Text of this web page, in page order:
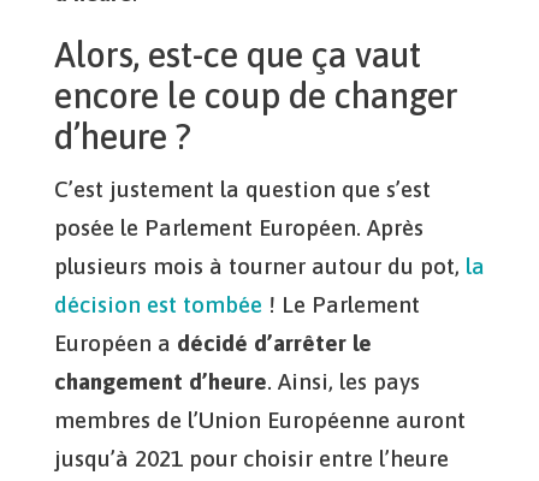
Alors, est-ce que ça vaut
encore le coup de changer
d’heure ?
C’est justement la question que s’est
posée le Parlement Européen. Après
plusieurs mois à tourner autour du pot, la
décision est tombée ! Le Parlement
Européen a décidé d’arrêter le
changement d’heure. Ainsi, les pays
membres de l’Union Européenne auront
jusqu’à 2021 pour choisir entre l’heure